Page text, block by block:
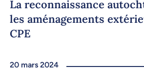
La reconnaissance
les aménagements
CPE
20 mars 2024